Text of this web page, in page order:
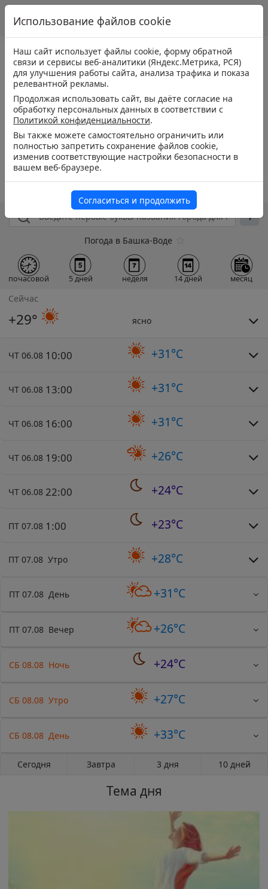
Погода в Башка-Воде
почасовой 5 дней неделя 14 дней месяц
Сейчас
+29° ясно
ЧТ 06.08 10:00 +31°C
ЧТ 06.08 13:00 +31°C
ЧТ 06.08 16:00 +31°C
ЧТ 06.08 19:00 +26°C
ЧТ 06.08 22:00 +24°C
ПТ 07.08 1:00 +23°C
ПТ 07.08 Утро +28°C
ПТ 07.08 День +31°C
ПТ 07.08 Вечер +26°C
СБ 08.08 Ночь +24°C
СБ 08.08 Утро +27°C
СБ 08.08 День +33°C
Сегодня Завтра 3 дня 10 дней
Тема дня
Использование файлов cookie
Наш сайт использует файлы cookie, форму обратной
связи и сервисы веб-аналитики (Яндекс.Метрика, РСЯ)
для улучшения работы сайта, анализа трафика и показа
релевантной рекламы.
Продолжая использовать сайт, вы даёте согласие на
обработку персональных данных в соответствии с
Политикой конфиденциальности.
Вы также можете самостоятельно ограничить или
полностью запретить сохранение файлов cookie,
изменив соответствующие настройки безопасности в
вашем веб-браузере.
Согласиться и продолжить